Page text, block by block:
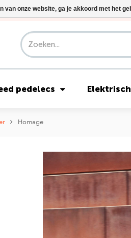
Riese & Müller
pedelecs
Homage
van onze website, ga je akkoord met het